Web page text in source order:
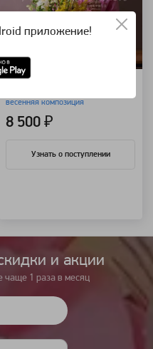
Новый апрель
весенняя композиция
8 500 ₽
Узнать о поступлении
и акции
чаще 1 раза в месяц
приложение!